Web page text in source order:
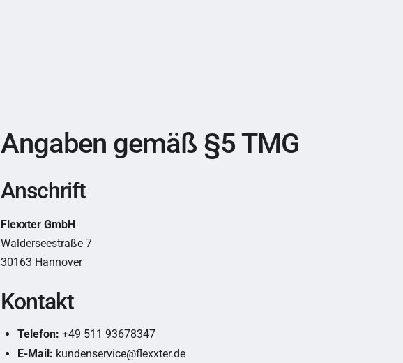
Angaben gemäß §5 TMG
Anschrift
Flexxter GmbH
Walderseestraße 7
30163 Hannover
Kontakt
Telefon: +49 511 93678347
E-Mail: kundenservice@flexxter.de